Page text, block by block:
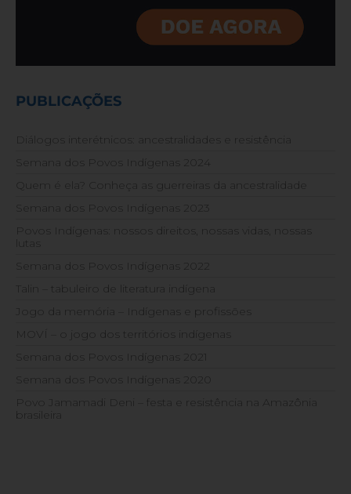
PUBLICAÇÕES
Diálogos interétnicos: ancestralidades e resistência
Semana dos Povos Indígenas 2024
Quem é ela? Conheça as guerreiras da ancestralidade
Semana dos Povos Indígenas 2023
Povos Indígenas: nossos direitos, nossas vidas, nossas
lutas
Semana dos Povos Indígenas 2022
Talin – tabuleiro de literatura indígena
Jogo da memória – Indígenas e profissões
MOVÍ – o jogo dos territórios indígenas
Semana dos Povos Indígenas 2021
Semana dos Povos Indígenas 2020
Povo Jamamadi Deni – festa e resistência na Amazônia
brasileira